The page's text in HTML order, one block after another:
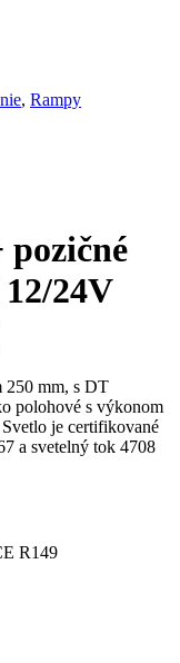
, Rampy
pozičné
24V
250 mm, s DT
polohové s výkonom
je certifikované
a svetelný tok 4708
R149